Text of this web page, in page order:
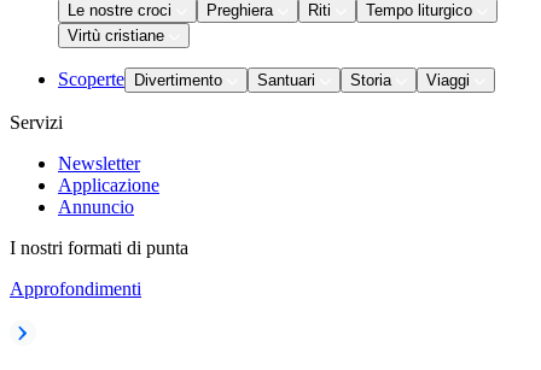
Le nostre croci
Preghiera Riti
Tempo liturgico
Virtù cristiane
Scoperte Divertimento Santuari Storia Viaggi
Servizi
Newsletter
Applicazione
Annuncio
I nostri formati di punta
Approfondimenti